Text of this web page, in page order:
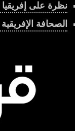
نظرة على إفريقيا
الصحافة الإفريقية